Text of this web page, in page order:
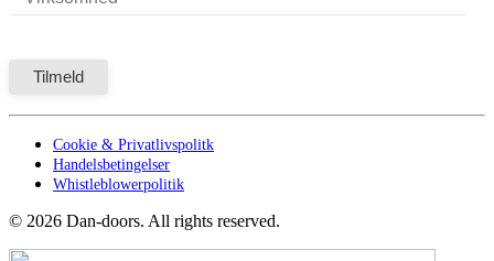
Cookie & Privatlivspolitk
Handelsbetingelser
Whistleblowerpolitik
© 2026 Dan-doors. All rights reserved.